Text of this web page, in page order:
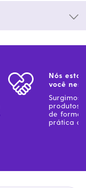
Nós
você
Surgimos
produtos
de forma
prática